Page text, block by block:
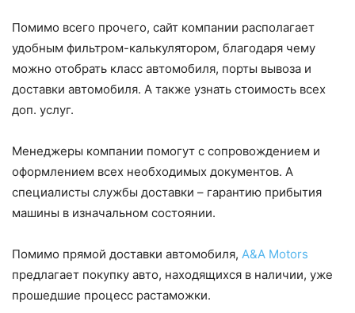
Помимо всего прочего, сайт компании располагает
удобным фильтром-калькулятором, благодаря чему
можно отобрать класс автомобиля, порты вывоза и
доставки автомобиля. А также узнать стоимость всех
доп. услуг.
Менеджеры компании помогут с сопровождением и
оформлением всех необходимых документов. А
специалисты службы доставки – гарантию прибытия
машины в изначальном состоянии.
Помимо прямой доставки автомобиля, A&A Motors
предлагает покупку авто, находящихся в наличии, уже
прошедшие процесс растаможки.